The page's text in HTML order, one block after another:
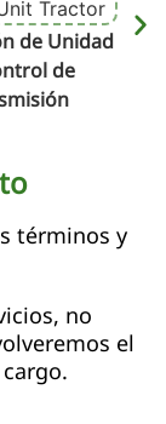
de Unidad
de
términos y
no
el